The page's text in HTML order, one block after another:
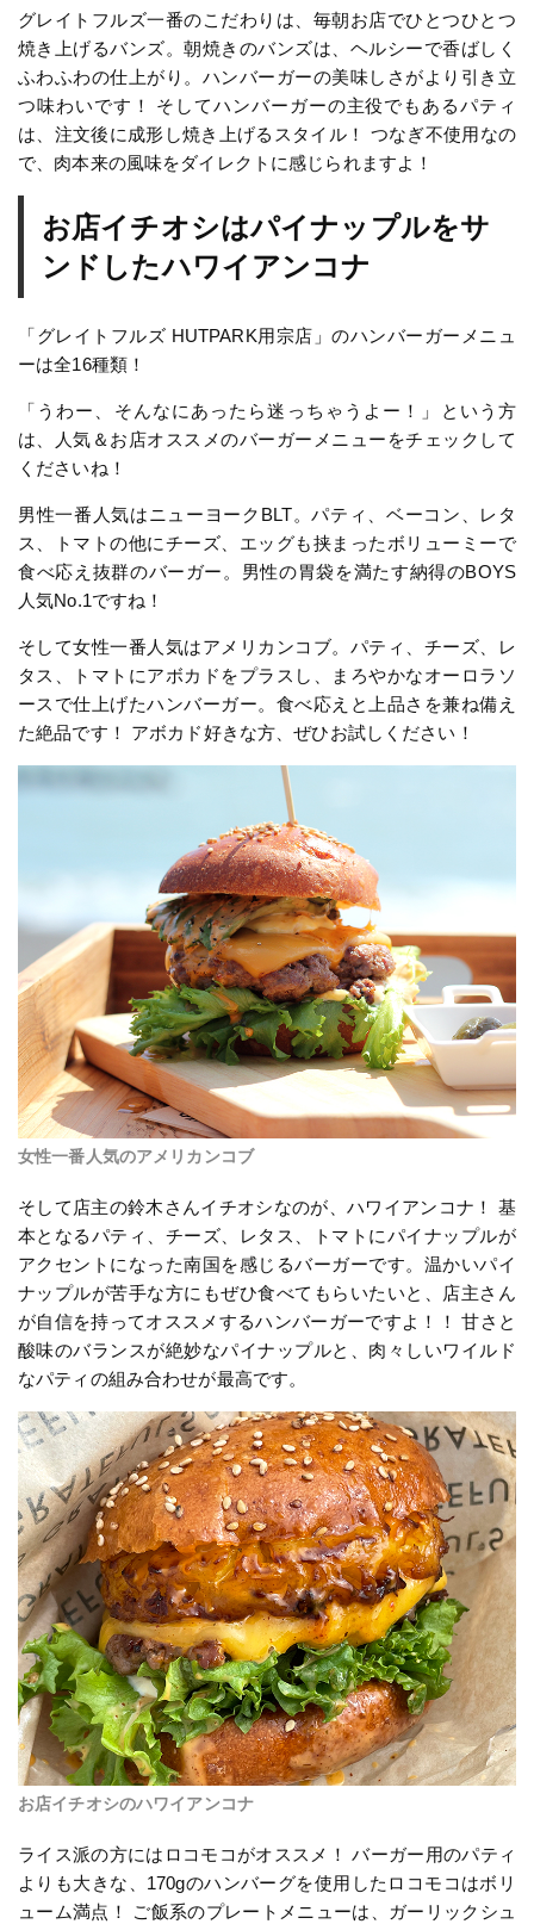
グレイトフルズ一番のこだわりは、毎朝お店でひとつひとつ
焼き上げるバンズ。朝焼きのバンズは、ヘルシーで香ばしく
ふわふわの仕上がり。ハンバーガーの美味しさがより引き立
つ味わいです！ そしてハンバーガーの主役でもあるパティ
は、注文後に成形し焼き上げるスタイル！ つなぎ不使用なの
で、肉本来の風味をダイレクトに感じられますよ！
お店イチオシはパイナップルをサ
ンドしたハワイアンコナ
「グレイトフルズ HUTPARK用宗店」のハンバーガーメニュ
ーは全16種類！
「うわー、そんなにあったら迷っちゃうよー！」という方
は、人気＆お店オススメのバーガーメニューをチェックして
くださいね！
男性一番人気はニューヨークBLT。パティ、ベーコン、レタ
ス、トマトの他にチーズ、エッグも挟まったボリューミーで
食べ応え抜群のバーガー。男性の胃袋を満たす納得のBOYS
人気No.1ですね！
そして女性一番人気はアメリカンコブ。パティ、チーズ、レ
タス、トマトにアボカドをプラスし、まろやかなオーロラソ
ースで仕上げたハンバーガー。食べ応えと上品さを兼ね備え
た絶品です！ アボカド好きな方、ぜひお試しください！
女性一番人気のアメリカンコブ
そして店主の鈴木さんイチオシなのが、ハワイアンコナ！ 基
本となるパティ、チーズ、レタス、トマトにパイナップルが
アクセントになった南国を感じるバーガーです。温かいパイ
ナップルが苦手な方にもぜひ食べてもらいたいと、店主さん
が自信を持ってオススメするハンバーガーですよ！！ 甘さと
酸味のバランスが絶妙なパイナップルと、肉々しいワイルド
なパティの組み合わせが最高です。
お店イチオシのハワイアンコナ
ライス派の方にはロコモコがオススメ！ バーガー用のパティ
よりも大きな、170gのハンバーグを使用したロコモコはボリ
ューム満点！ ご飯系のプレートメニューは、ガーリックシュ